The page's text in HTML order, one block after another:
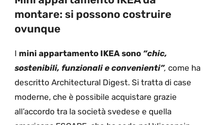
montare: si possono costruire
ovunque
I mini appartamento IKEA sono “chic,
sostenibili, funzionali e convenienti”, come ha
descritto Architectural Digest. Si tratta di case
moderne, che è possibile acquistare grazie
all’accordo tra la società svedese e quella